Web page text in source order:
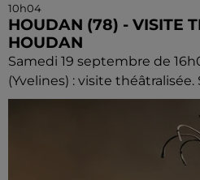
10h04
HOUDAN (78) - VISITE
HOUDAN
Samedi 19 septembre de
(Yvelines) : visite